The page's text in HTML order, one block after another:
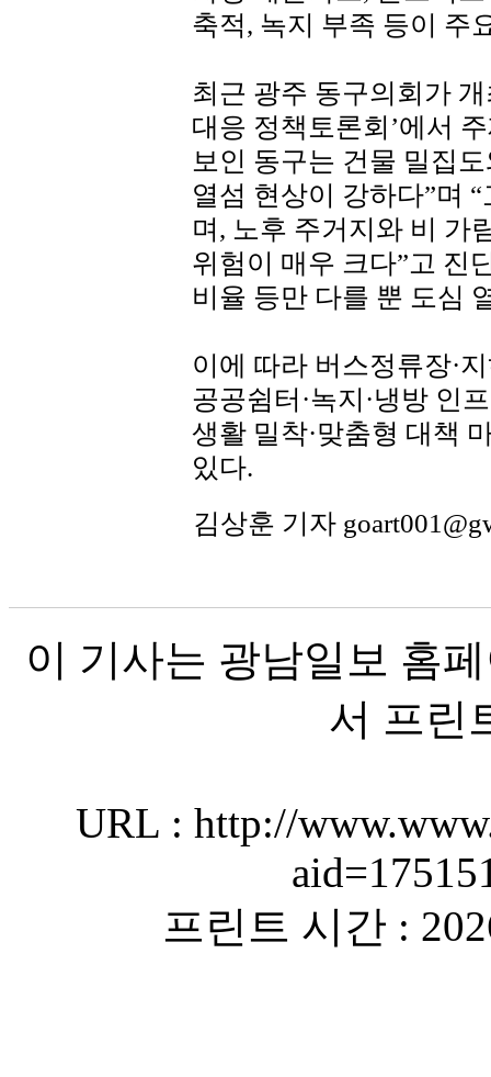
축적, 녹지 부족 등이 주
최근 광주 동구의회가
대응 정책토론회’에서
보인 동구는 건물 밀집
열섬 현상이 강하다”며
며, 노후 주거지와 비 가
위험이 매우 크다”고 진
비율 등만 다를 뿐 도심
이에 따라 버스정류장·
공공쉼터·녹지·냉방 인
생활 밀착·맞춤형 대책
있다.
김상훈 기자
이 기사는 광남일보 홈
서 프린
URL : http://
프린트 시간 :